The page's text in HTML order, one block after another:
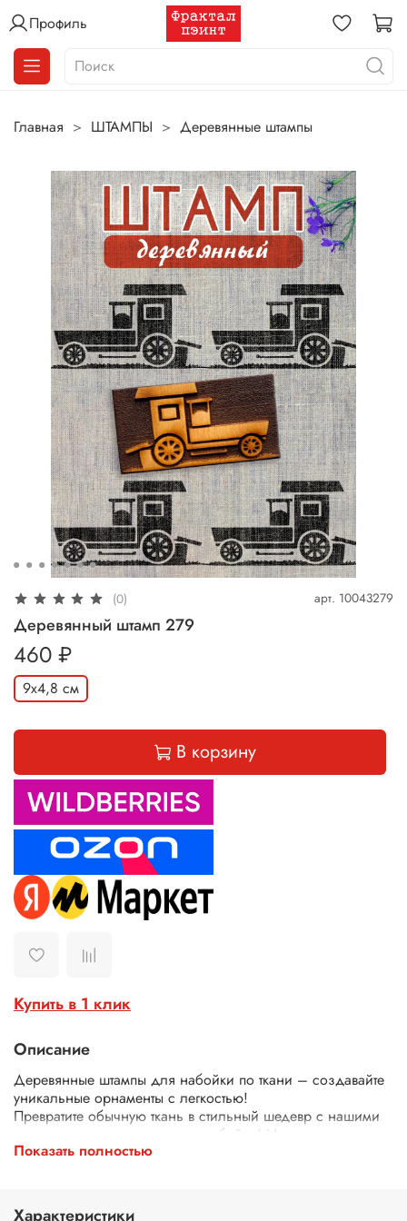
Профиль
Главная ШТАМПЫ Деревянные штампы
(0) арт. 10043279
Деревянный штамп 279
460 ₽
9х4,8 см
В корзину
Купить в 1 клик
Описание
Деревянные штампы для набойки по ткани – создавайте
уникальные орнаменты с легкостью!
Превратите обычную ткань в стильный шедевр с нашими
деревянными штампами для набойки! Идеально
подходят для декора одежды, текстиля, сумок, скатертей
Экологичные – изготовлены из дерева.
Показать полностью
Характеристики